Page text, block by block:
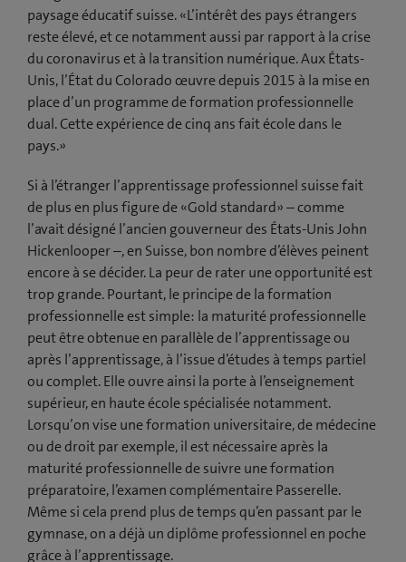
v
e
l
l
e
f
ê
t
r
e
)
paysage éducatif suisse. «L’intérêt des pays étrangers
reste élevé, et ce notamment aussi par rapport à la crise
du coronavirus et à la transition numérique. Aux États-
Unis, l’État du Colorado œuvre depuis 2015 à la mise en
place d’un programme de formation professionnelle
dual. Cette expérience de cinq ans fait école dans le
pays.»
Si à l’étranger l’apprentissage professionnel suisse fait
de plus en plus figure de «Gold standard» – comme
l’avait désigné l’ancien gouverneur des États-Unis John
Hickenlooper –, en Suisse, bon nombre d’élèves peinent
encore à se décider. La peur de rater une opportunité est
trop grande. Pourtant, le principe de la formation
professionnelle est simple: la maturité professionnelle
peut être obtenue en parallèle de l’apprentissage ou
après l’apprentissage, à l’issue d’études à temps partiel
ou complet. Elle ouvre ainsi la porte à l’enseignement
supérieur, en haute école spécialisée notamment.
Lorsqu’on vise une formation universitaire, de médecine
ou de droit par exemple, il est nécessaire après la
maturité professionnelle de suivre une formation
préparatoire, l’examen complémentaire Passerelle.
Même si cela prend plus de temps qu’en passant par le
gymnase, on a déjà un diplôme professionnel en poche
grâce à l’apprentissage.